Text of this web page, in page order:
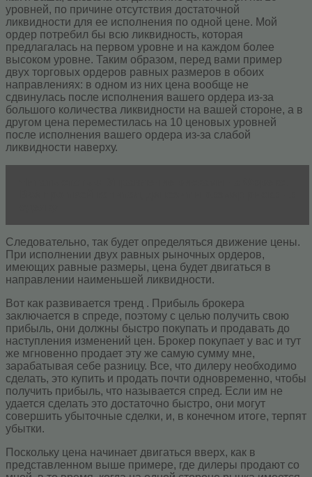
уровней, по причине отсутствия достаточной
ликвидности для ее исполнения по одной цене. Мой
ордер потребил бы всю ликвидность, которая
предлагалась на первом уровне и на каждом более
высоком уровне. Таким образом, перед вами пример
двух торговых ордеров равных размеров в обоих
направлениях: в одном из них цена вообще не
сдвинулась после исполнения вашего ордера из-за
большого количества ликвидности на вашей стороне, а в
другом цена переместилась на 10 ценовых уровней
после исполнения вашего ордера из-за слабой
ликвидности наверху.
Следовательно, так будет определяться движение цены.
При исполнении двух равных рыночных ордеров,
имеющих равные размеры, цена будет двигаться в
направлении наименьшей ликвидности.
Вот как развивается тренд . Прибыль брокера
заключается в спреде, поэтому с целью получить свою
прибыль, они должны быстро покупать и продавать до
наступления изменений цен. Брокер покупает у вас и тут
же мгновенно продает эту же самую сумму мне,
зарабатывая себе разницу. Все, что дилеру необходимо
сделать, это купить и продать почти одновременно, чтобы
получить прибыль, что называется спред. Если им не
удается сделать это достаточно быстро, они могут
совершить убыточные сделки, и, в конечном итоге, терпят
убытки.
Поскольку цена начинает двигаться вверх, как в
представленном выше примере, где дилеры продают со